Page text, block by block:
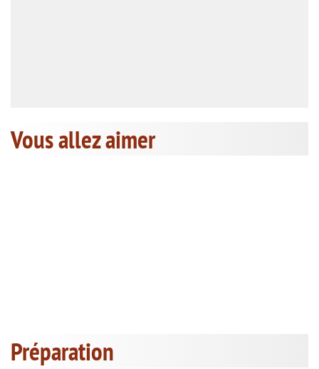
Vous allez aimer
Préparation